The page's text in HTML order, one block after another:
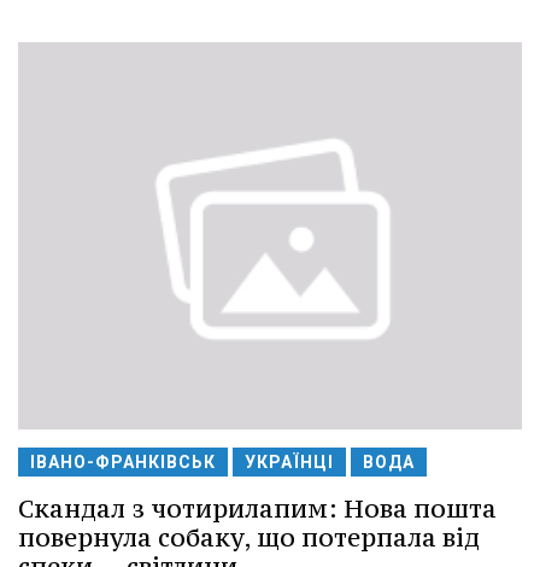
ІВАНО-ФРАНКІВСЬК УКРАЇНЦІ ВОДА
Скандал з чотирилапим: Нова пошта
повернула собаку, що потерпала від